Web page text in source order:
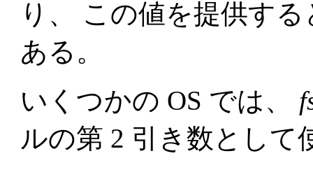
り、 この値を提供す
ある。
いくつかの OS では、
ルの第 2 引き数とし